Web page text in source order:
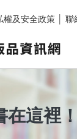
權及安全政策 聯
這裡！